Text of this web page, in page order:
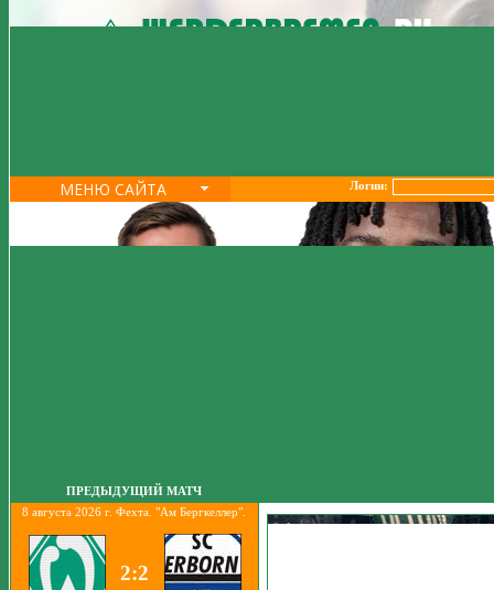
МЕНЮ САЙТА Логин:
ПРЕДЫДУЩИЙ МАТЧ
8 августа 2026 г. Фехта. "Ам Бергкеллер".
2:2